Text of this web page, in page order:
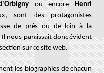
ou encore
Henri
sont des protagonistes
de près ou de loin à la
nous paraissait donc évident
sur ce site web.
les biographies de chacun